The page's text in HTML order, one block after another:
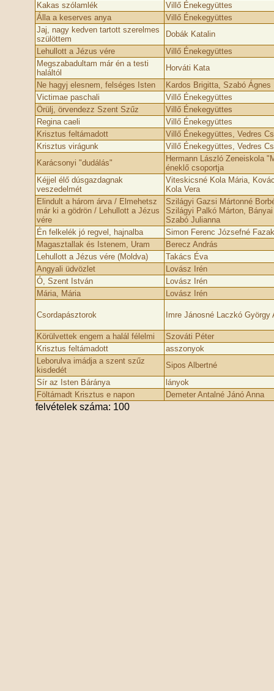
Kakas szólamlék
Villő Énekegyüttes
Álla a keserves anya
Villő Énekegyüttes
Jaj, nagy kedven tartott szerelmes
szülöttem
Dobák Katalin
Lehullott a Jézus vére
Villő Énekegyüttes
Megszabadultam már én a testi
haláltól
Horváti Kata
Ne hagyj elesnem, felséges Isten
Kardos Brigitta, Szabó Ágnes
Victimae paschali
Villő Énekegyüttes
Örülj, örvendezz Szent Szűz
Villő Énekegyüttes
Regina caeli
Villő Énekegyüttes
Krisztus feltámadott
Villő Énekegyüttes, Vedres
Krisztus virágunk
Villő Énekegyüttes, Vedres
Karácsonyi "dudálás"
Hermann László Zeneiskola
éneklő csoportja
Kéjjel élő dúsgazdagnak
veszedelmét
Viteskicsné Kola Mária,
Kola Vera
Elindult a három árva / Elmehetsz
már ki a gödrön / Lehullott a Jézus
vére
Szilágyi Gazsi Mártonné
Szilágyi Palkó Márton,
Szabó Julianna
Én felkelék jó regvel, hajnalba
Simon Ferenc Józsefné
Magasztallak és Istenem, Uram
Berecz András
Lehullott a Jézus vére (Moldva)
Takács Éva
Angyali üdvözlet
Lovász Irén
Ó, Szent István
Lovász Irén
Mária, Mária
Lovász Irén
Csordapásztorok Imre Jánosné Laczkó György
Körülvettek engem a halál félelmi
Szováti Péter
Krisztus feltámadott
asszonyok
Leborulva imádja a szent szűz
kisdedét
Sipos Albertné
Sír az Isten Báránya
lányok
Föltámadt Krisztus e napon
Demeter Antalné Jánó Anna
felvételek száma: 100